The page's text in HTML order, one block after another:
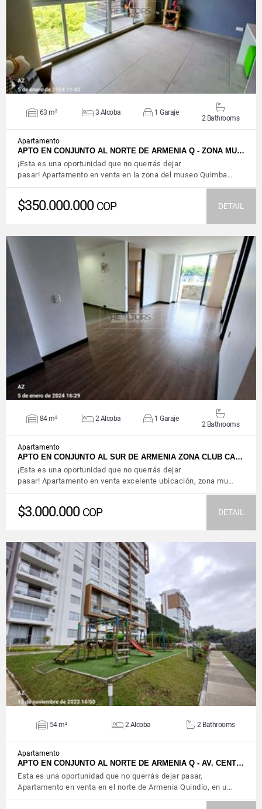
VIEW DETAILS
63 m² 3 Alcoba 1 Garaje
2 Bathrooms
Apartamento
APTO EN CONJUNTO AL NORTE DE ARMENIA Q - ZONA MU…
¡Esta es una oportunidad que no querrás dejar
pasar! Apartamento en venta en la zona del museo Quimba…
$350.000.000 COP DETAIL
VIEW DETAILS
84 m² 2 Alcoba 1 Garaje
2 Bathrooms
Apartamento
APTO EN CONJUNTO AL SUR DE ARMENIA ZONA CLUB CA…
¡Esta es una oportunidad que no querrás dejar
pasar! Apartamento en venta excelente ubicación, zona mu…
$3.000.000 COP DETAIL
VIEW DETAILS
54 m² 2 Alcoba 2 Bathrooms
Apartamento
APTO EN CONJUNTO AL NORTE DE ARMENIA Q - AV. CENT…
Esta es una oportunidad que no querrás dejar pasar,
Apartamento en venta en el norte de Armenia Quindío, en u…